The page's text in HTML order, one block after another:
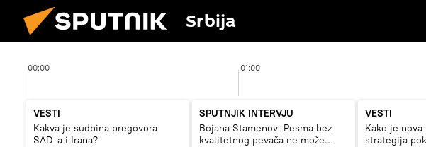
Srbija
00:00 01:00
VESTI
Kakva je sudbina pregovora
SAD-a i Irana?
SPUTNJIK INTERVJU
Bojana Stamenov: Pesma bez
kvalitetnog pevača ne može
VESTI
Kako je
strategija